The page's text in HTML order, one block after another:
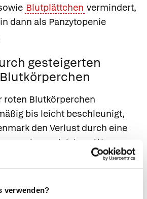
verwenden?
Blutplättchen vermindert,
dann als Panzytopenie
gesteigerten
roten Blutkörperchen
bis leicht beschleunigt,
den Verlust durch eine
noch ausgleichen. Wenn
rote Blutkörperchen vorzeitig
dieser Verlust höher ist als
im Knochenmark, bildet